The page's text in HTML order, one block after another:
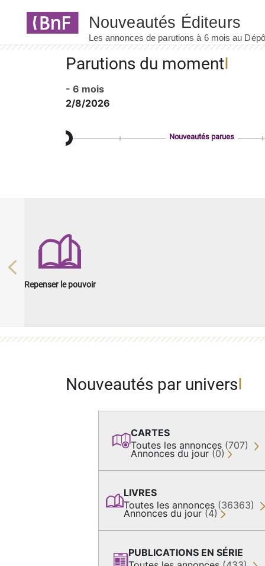
Parutions du moment
- 6 mois
2/8/2026
Nouveautés parues
Repenser le pouvoir
Previous
Nouveautés par univers
CARTES
Toutes les annonces (707)
Annonces du jour (0)
LIVRES
Toutes les annonces (36363)
Annonces du jour (4)
PUBLICATIONS EN SÉRIE